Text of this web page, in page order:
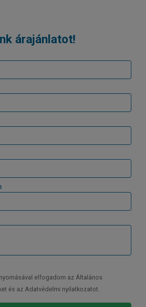
árajánlatot!
elfogadom az Általános
és az Adatvédelmi nyilatkozatot.